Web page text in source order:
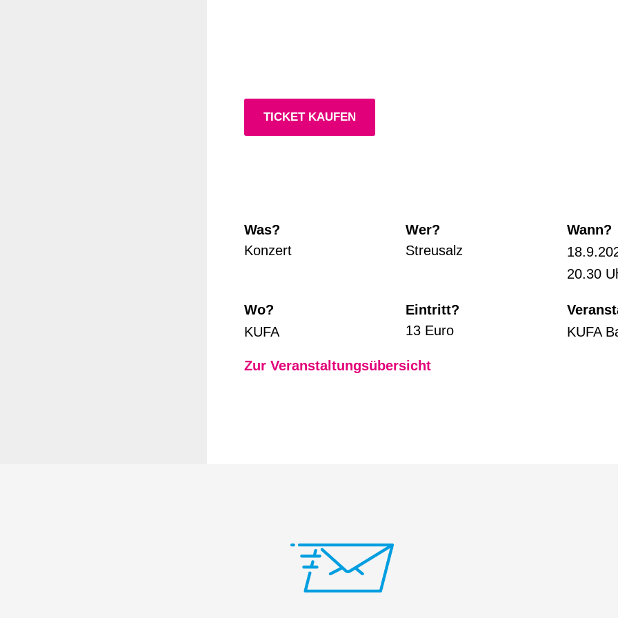
TICKET KAUFEN
Was?
Konzert
Wer?
Streusalz
Wann?
20.30
Wo?
KUFA
Eintritt?
13 Euro
KUFA
Zur Veranstaltungsübersicht